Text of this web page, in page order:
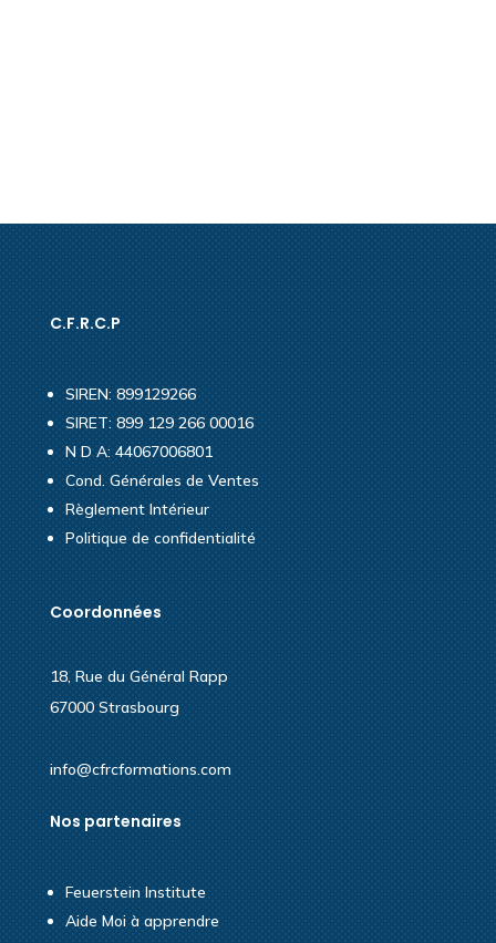
C.F.R.C.P
SIREN: 899129266
SIRET: 899 129 266 00016
N D A: 44067006801
Cond. Générales de Ventes
Règlement Intérieur
Politique de confidentialité
Coordonnées
18, Rue du Général Rapp
67000 Strasbourg
info@cfrcformations.com
Nos partenaires
Feuerstein Institute
Aide Moi à apprendre